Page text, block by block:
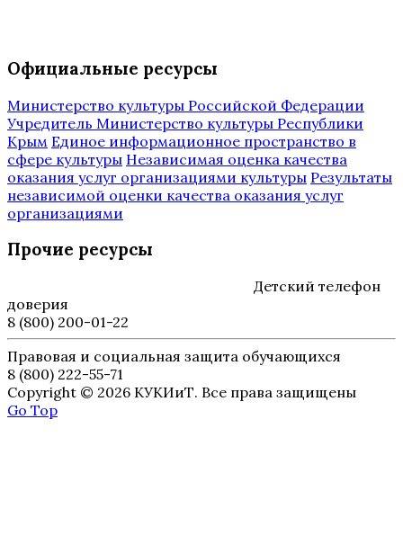
Официальные ресурсы
Министерство культуры Российской Федерации
Учредитель Министерство культуры Республики
Крым Единое информационное пространство в
сфере культуры Независимая оценка качества
оказания услуг организациями культуры Результаты
независимой оценки качества оказания услуг
организациями
Прочие ресурсы
Детский телефон
доверия
8 (800) 200-01-22
Правовая и социальная защита обучающихся
8 (800) 222-55-71
Copyright © 2026 КУКИиТ. Все права защищены
Go Top